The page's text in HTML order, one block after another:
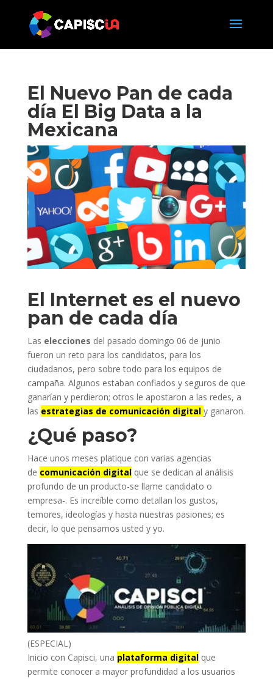
El Nuevo Pan de cada
día El Big Data a la
Mexicana
El Internet es el nuevo
pan de cada día
Las elecciones del pasado domingo 06 de junio
fueron un reto para los candidatos, para los
ciudadanos, pero sobre todo para los equipos de
campaña. Algunos estaban confiados y seguros de que
ganarían y perdieron; otros le apostaron a las redes, a
las estrategias de comunicación digital y ganaron.
¿Qué paso?
Hace unos meses platique con varias agencias
de comunicación digitalque se dedican al análisis
profundo de un producto-se llame candidato o
empresa-. Es increíble como detallan los gustos,
temores, ideologías y hasta nuestras pasiones; es
decir, lo que pensamos usted y yo.
(ESPECIAL)
Inicio con Capisci, una plataforma digitalque
permite conocer a mayor profundidad a los usuarios